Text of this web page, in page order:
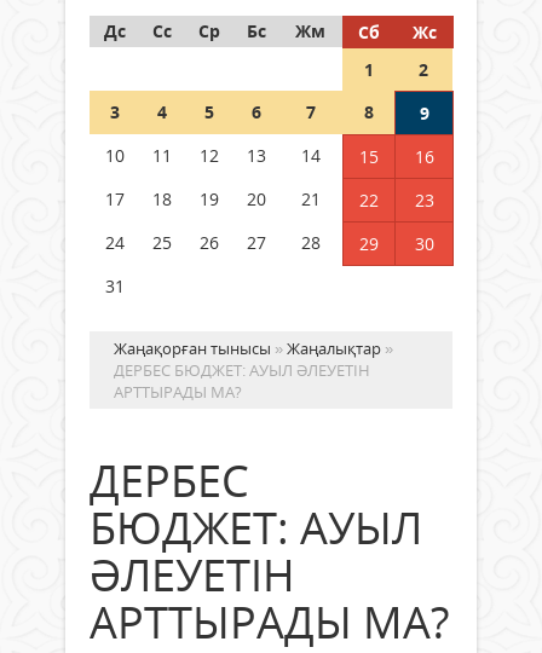
05 тамыз 2026 ж. 161
Шетелде жүрген Қазақстан
азаматтары қалай дауыс бере
Дс
Сс Ср Бс Жм Сб
Жс
1
2
3
4 5 6 7 8
9
10
11 12 13 14 15
16
17
18 19 20 21 22
23
24
25 26 27 28 29
30
31
Жаңақорған тынысы »Жаңалықтар »
ДЕРБЕС БЮДЖЕТ: АУЫЛ ӘЛЕУЕТІН
АРТТЫРАДЫ МА?
ДЕРБЕС
БЮДЖЕТ: АУЫЛ
ӘЛЕУЕТІН
АРТТЫРАДЫ МА?